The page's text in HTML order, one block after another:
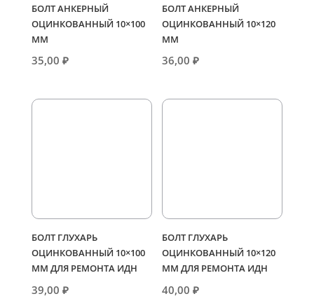
БОЛТ АНКЕРНЫЙ
ОЦИНКОВАННЫЙ 10×100
ММ
35,00 ₽
БОЛТ АНКЕРНЫЙ
ОЦИНКОВАННЫЙ 10×120
ММ
36,00₽
БОЛТ ГЛУХАРЬ
ОЦИНКОВАННЫЙ 10×100
ММ ДЛЯ РЕМОНТА ИДН
39,00 ₽
БОЛТ ГЛУХАРЬ
ОЦИНКОВАННЫЙ 10×120
ММ ДЛЯ РЕМОНТА ИДН
40,00₽